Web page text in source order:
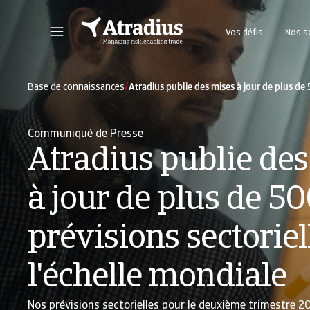
Vos défis Nos
Base de connaissances/Atradius publie des mises à jour de plus
Communiqué de Presse
Atradius publie
à jour de plus de
prévisions
l'échelle mondiale
Nos prévisions sectorielles pour le deuxième trimestre